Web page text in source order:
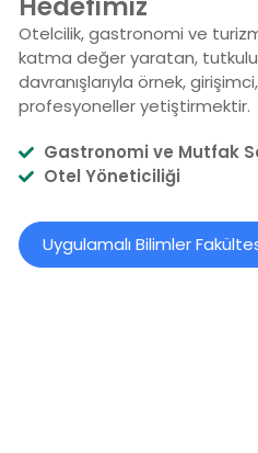
Otelcilik, gastronomi ve
katma değer yaratan,
davranışlarıyla örnek,
profesyoneller yetiştirmektir.
Gastronomi ve Mutfak
Otel Yöneticiliği
Uygulamalı Bilimler